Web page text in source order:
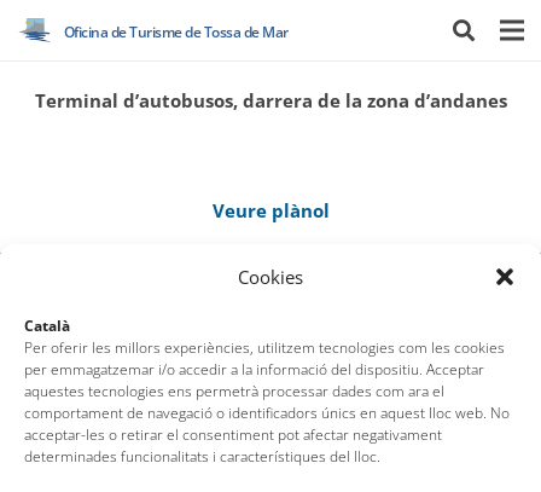
Cookies
Català
Per oferir les millors experiències, utilitzem tecnologies com les cookies
per emmagatzemar i/o accedir a la informació del dispositiu. Acceptar
aquestes tecnologies ens permetrà processar dades com ara el
comportament de navegació o identificadors únics en aquest lloc web. No
acceptar-les o retirar el consentiment pot afectar negativament
determinades funcionalitats i característiques del lloc.
Oficina de Turisme de Tossa de Mar
Terminal d’autobusos, darrera de la zona d’andanes
Veure plànol